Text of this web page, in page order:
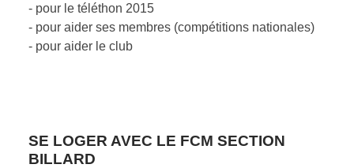
- pour le téléthon 2015
- pour aider ses membres (compétitions nationales)
- pour aider le club
SE LOGER AVEC LE FCM SECTION
BILLARD